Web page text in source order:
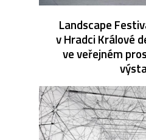
Landscape
v Hradci Králové
ve veřejném